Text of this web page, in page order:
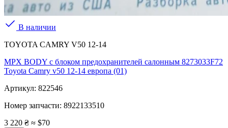
В наличии
TOYOTA CAMRY V50 12-14
MPX BODY с блоком предохранителей салонным 8273033F72
Toyota Camry v50 12-14 европа (01)
Артикул: 822546
Номер запчасти: 8922133510
3 220 ₴ ≈ $70